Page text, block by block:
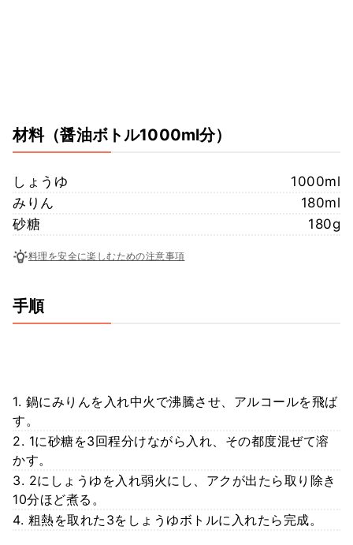
材料（醤油ボトル1000ml分）
しょうゆ
1000ml
みりん
180ml
砂糖
180g
料理を安全に楽しむための注意事項
手順
1. 鍋にみりんを入れ中火で沸騰させ、アルコールを飛ば
す。
2. 1に砂糖を3回程分けながら入れ、その都度混ぜて溶
かす。
3. 2にしょうゆを入れ弱火にし、アクが出たら取り除き
10分ほど煮る。
4. 粗熱を取れた3をしょうゆボトルに入れたら完成。